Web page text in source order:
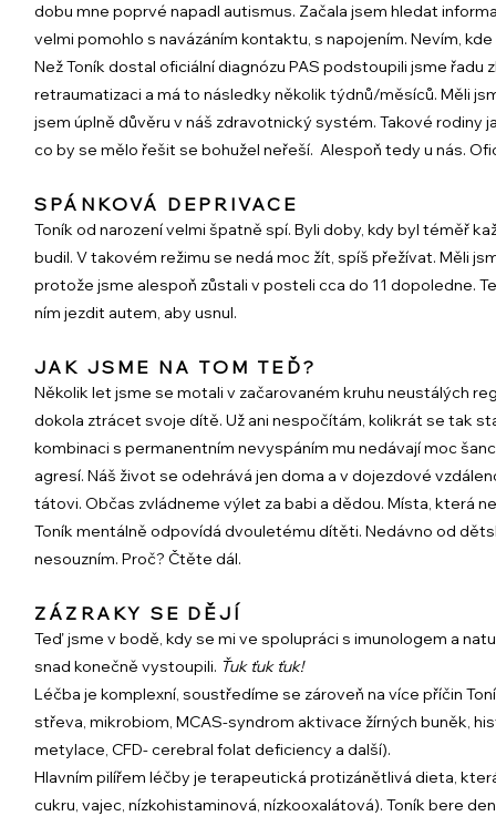
dobu mne poprvé napadl autismus. Začala jsem hledat
velmi pomohlo s navázáním kontaktu, s napojením. Nevím,
Než Toník dostal oficiální diagnózu PAS podstoupili jsme
retraumatizaci a má to následky několik týdnů/měsíců. Měli
jsem úplně důvěru v náš zdravotnický systém. Takové
co by se mělo řešit se bohužel neřeší. Alespoň tedy u nás.
SPÁNKOVÁ DEPRIVACE
Toník od narození velmi špatně spí. Byli doby, kdy byl téměř
budil. V takovém režimu se nedá moc žít, spíš přežívat. Měli
protože jsme alespoň zůstali v posteli cca do 11 dopoledne.
ním jezdit autem, aby usnul.
JAK JSME NA TOM TEĎ?
Několik let jsme se motali v začarovaném kruhu neustálých
dokola ztrácet svoje dítě. Už ani nespočítám, kolikrát se tak
kombinaci s permanentním nevyspáním mu nedávají moc
agresí. Náš život se odehrává jen doma a v dojezdové
tátovi. Občas zvládneme výlet za babi a dědou. Místa, která
Toník mentálně odpovídá dvouletému dítěti. Nedávno od
nesouzním. Proč? Čtěte dál.
​ZÁZRAKY SE DĚJÍ
Teď jsme v bodě, kdy se mi ve spolupráci s imunologem a
snad konečně vystoupili. Ťuk ťuk ťuk!
Léčba je komplexní, soustředíme se zároveň na více příčin
střeva, mikrobiom, MCAS-syndrom aktivace žírných buněk,
metylace, CFD- cerebral folat deficiency a další).
Hlavním pilířem léčby je terapeutická protizánětlivá dieta,
cukru, vajec, nízkohistaminová, nízkooxalátová). Toník bere